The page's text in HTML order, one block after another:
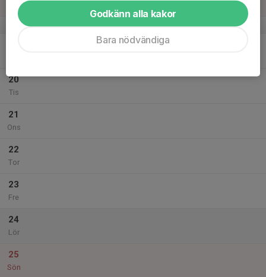
Sön
v.8
20
Tis
21
Ons
22
Tor
23
Fre
24
Lör
25
Sön
Godkänn alla kakor
Bara nödvändiga